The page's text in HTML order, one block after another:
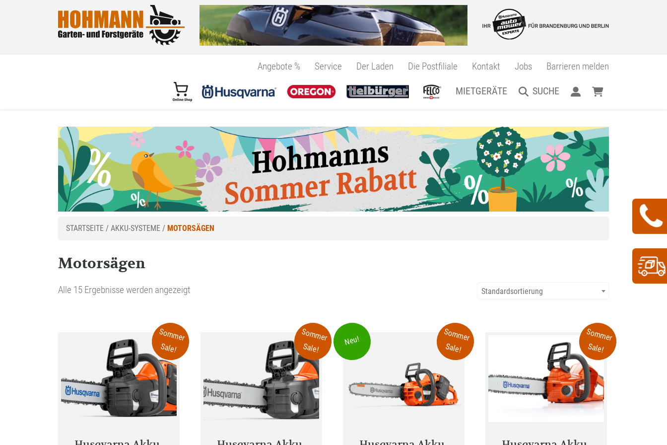
Angebote % Service Der Laden Die Postfiliale Kontakt Jobs Barrieren melden
MIETGERÄTE SUCHE
STARTSEITE / AKKU-SYSTEME / MOTORSÄGEN
Motorsägen
Alle 15 Ergebnisse werden angezeigt Standardsortierung
Sommer
Sale!
Sommer
Sale!
Sommer
Sale!
Neu! Sommer
Sale!